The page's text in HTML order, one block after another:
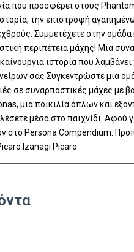
που προσφέρει στους
την επιστροφή
Συμμετέχετε στην
περιπέτεια μάχης! Μια
ιστορία που
σας Συγκεντρώστε μια
σε συναρπαστικές μάχες με
μια ποικιλία όπλων και
μέσα στο παιχνίδι. Αφού
στο Persona Compendium.
Izanagi Picaro